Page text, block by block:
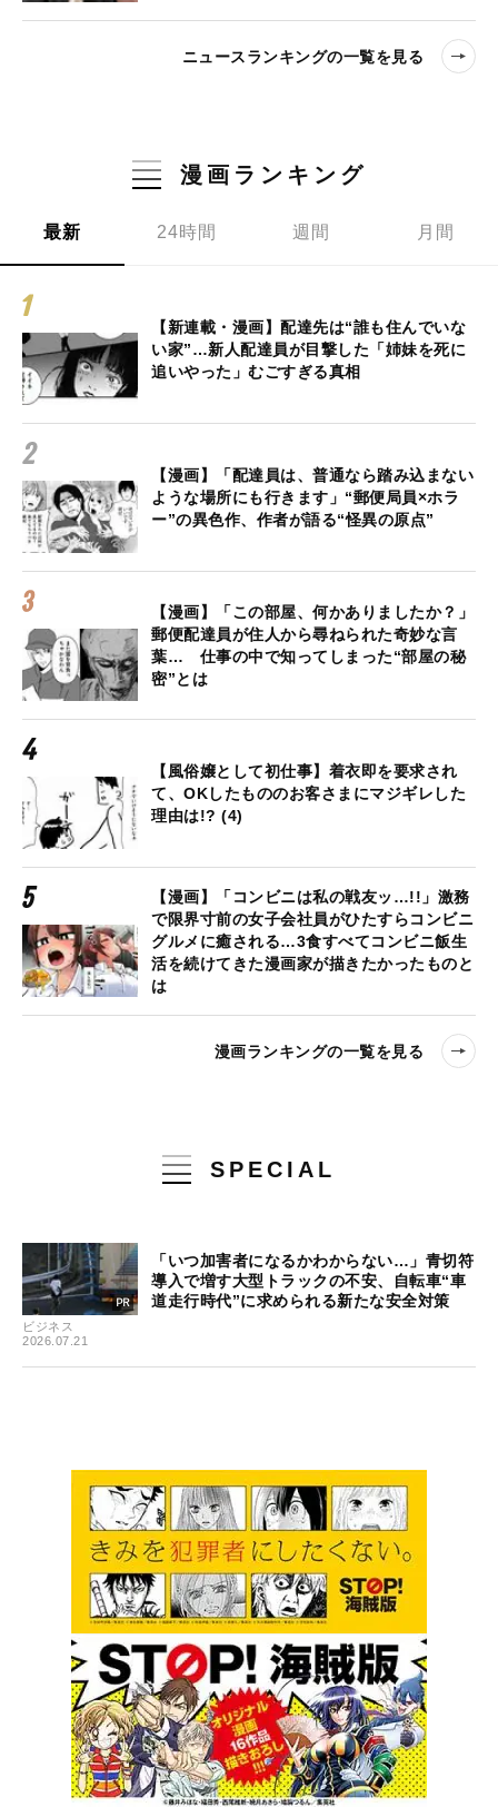
ニュースランキングの一覧を見る
漫画ランキング
最新 24時間 週間 月間
【新連載・漫画】配達先は“誰も住んでいな
い家”…新人配達員が目撃した「姉妹を死に
追いやった」むごすぎる真相
【漫画】「配達員は、普通なら踏み込まない
ような場所にも行きます」“郵便局員×ホラ
ー”の異色作、作者が語る“怪異の原点”
【漫画】「この部屋、何かありましたか？」
郵便配達員が住人から尋ねられた奇妙な言
葉… 仕事の中で知ってしまった“部屋の秘
密”とは
【風俗嬢として初仕事】着衣即を要求され
て、OKしたもののお客さまにマジギレした
理由は!? (4)
【漫画】「コンビニは私の戦友ッ…!!」激務
で限界寸前の女子会社員がひたすらコンビニ
グルメに癒される…3食すべてコンビニ飯生
活を続けてきた漫画家が描きたかったものと
は
漫画ランキングの一覧を見る
SPECIAL
ビジネス
2026.07.21
「いつ加害者になるかわからない…」青切符
導入で増す大型トラックの不安、自転車“車
道走行時代”に求められる新たな安全対策